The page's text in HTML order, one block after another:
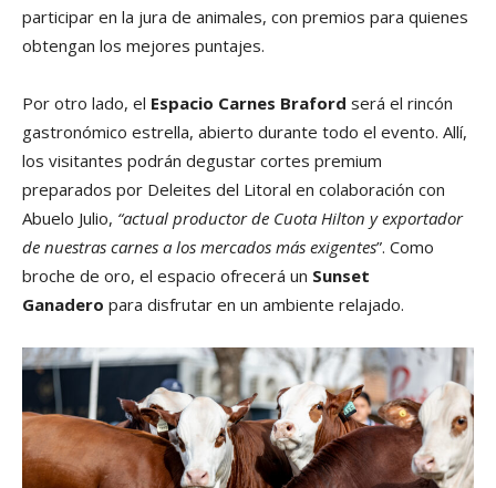
participar en la jura de animales, con premios para quienes
obtengan los mejores puntajes.
Por otro lado, el Espacio Carnes Braford será el rincón
gastronómico estrella, abierto durante todo el evento. Allí,
los visitantes podrán degustar cortes premium
preparados por Deleites del Litoral en colaboración con
Abuelo Julio, “actual productor de Cuota Hilton y exportador
de nuestras carnes a los mercados más exigentes”. Como
broche de oro, el espacio ofrecerá un Sunset
Ganadero para disfrutar en un ambiente relajado.